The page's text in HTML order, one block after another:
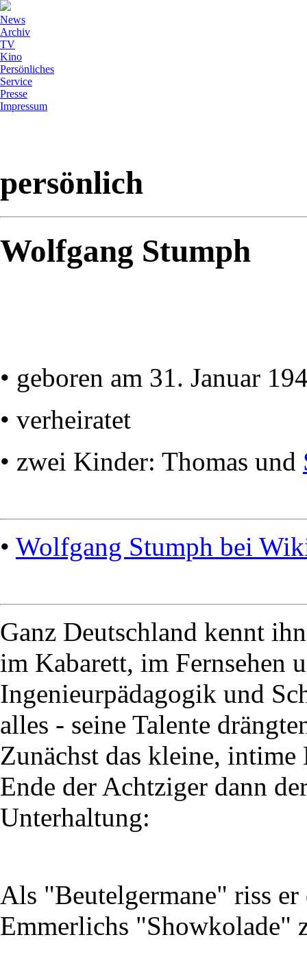
News
Archiv
TV
Kino
Persönliches
Service
Presse
Impressum
persönlich
Wolfgang Stumph
• geboren am 31. Januar
• verheiratet
• zwei Kinder: Thomas und
• Wolfgang Stumph bei
Ganz Deutschland kennt
im Kabarett, im Fernsehen
Ingenieurpädagogik und
alles - seine Talente
Zunächst das kleine,
Ende der Achtziger dann
Unterhaltung:
Als "Beutelgermane" riss
Emmerlichs "Showkolade"